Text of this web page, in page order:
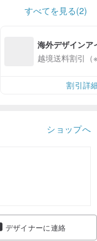
すべてを見る(2)
海外デザインア
入
越境送料割引（
割引詳
ショップへ
デザイナーに連絡